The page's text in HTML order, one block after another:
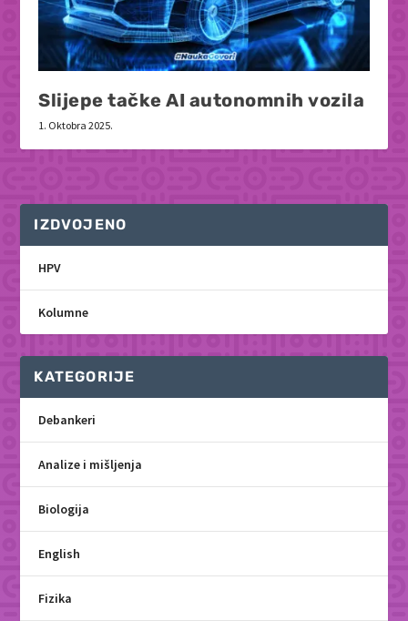
Slijepe tačke AI autonomnih vozila
1. Oktobra 2025.
IZDVOJENO
HPV
Kolumne
KATEGORIJE
Debankeri
Analize i mišljenja
Biologija
English
Fizika